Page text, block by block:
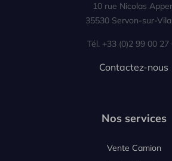
10 rue Nicolas
35530 Servon-sur-
Tél. +33 (0)2 99 00 27
Contactez-nous
Nos services
Vente Camion